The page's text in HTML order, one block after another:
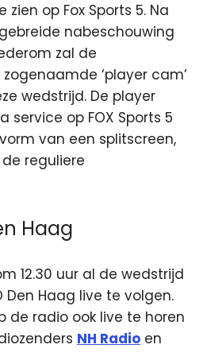
zien op Fox Sports 5. Na
nabeschouwing
zal de
‘player cam’
wedstrijd. De player
service op FOX Sports 5
van een splitscreen,
reguliere
Haag
12.30 uur al de wedstrijd
Den Haag live te volgen.
de radio ook live te horen
NH Radio en